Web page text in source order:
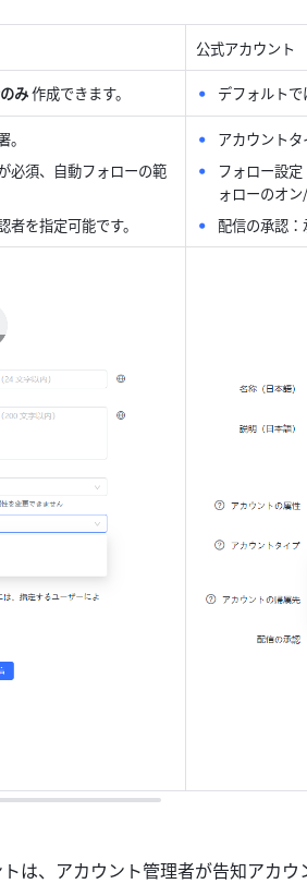
公式アカウント
み 作成できます。 デフォルトで
必須、自動フォローの範
を指定可能です。
アカウントタ
フォロー設
ォローのオン
配信の承認：
は、アカウント管理者が告知アカウ